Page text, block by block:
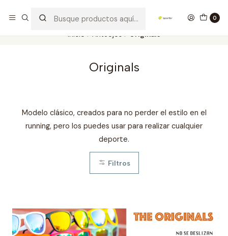
0
Inicio Anteojos Originals
Originals
Modelo clásico, creados para no perder el estilo en el
running, pero los puedes usar para realizar cualquier
deporte.
Filtros